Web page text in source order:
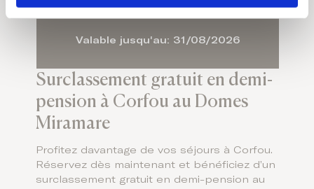
Surclassement gratuit en demi-
pension à Corfou au Domes
Miramare
Profitez davantage de vos séjours à Corfou.
Réservez dès maintenant et bénéficiez d’un
surclassement gratuit en demi-pension au
Valable jusqu'au: 31/08/2026